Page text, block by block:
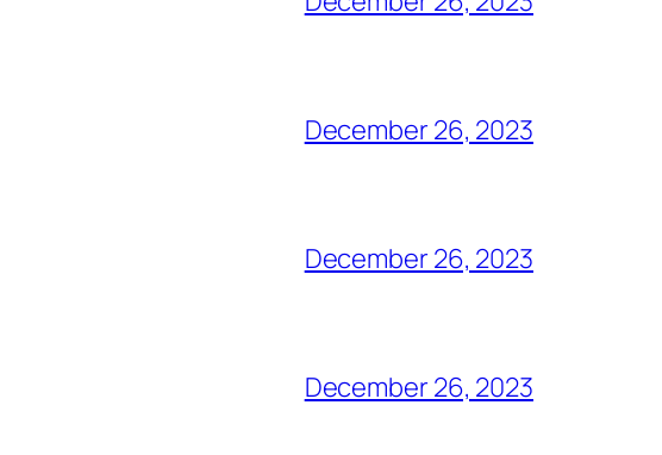
December 26, 2023
December 26, 2023
December 26, 2023